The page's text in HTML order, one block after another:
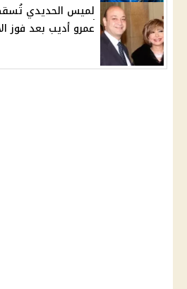
لميس الحديدي
عمرو أديب بعد فوز